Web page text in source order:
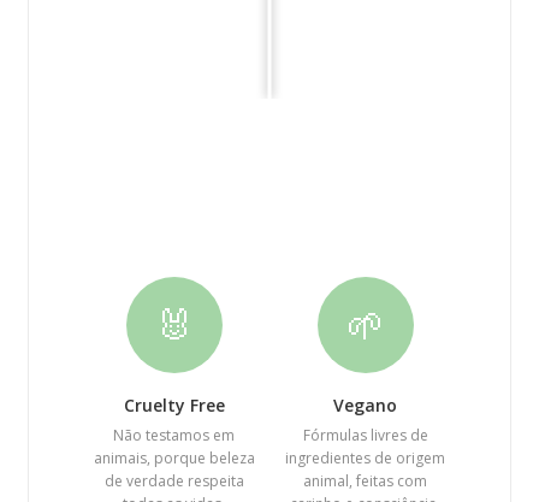
🐰
Cruelty Free
Não testamos em
animais, porque beleza
de verdade respeita
🌱
Vegano
Fórmulas livres de
ingredientes de origem
animal, feitas com